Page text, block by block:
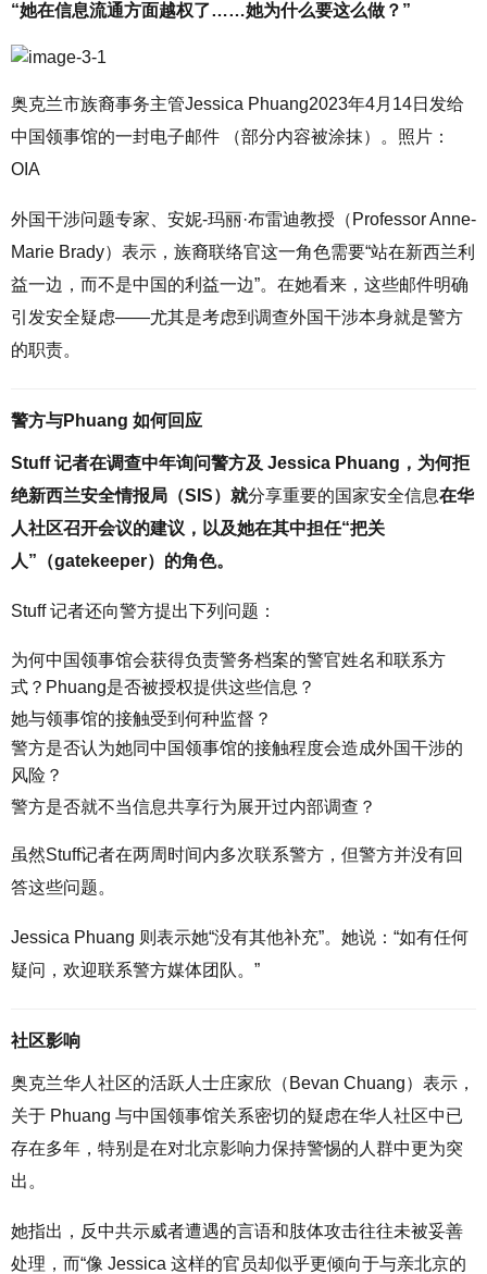
“她在信息流通方面越权了……她为什么要这么做？”
奥克兰市族裔事务主管Jessica Phuang2023年4月14日发给
中国领事馆的一封电子邮件 （部分内容被涂抹）。照片：
OIA
外国干涉问题专家、安妮-玛丽·布雷迪教授（Professor Anne-
Marie Brady）表示，族裔联络官这一角色需要“站在新西兰利
益一边，而不是中国的利益一边”。在她看来，这些邮件明确
引发安全疑虑——尤其是考虑到调查外国干涉本身就是警方
的职责。
警方与Phuang 如何回应
Stuff 记者在调查中年询问警方及 Jessica Phuang，为何拒
绝新西兰安全情报局（SIS）就分享重要的国家安全信息在华
人社区召开会议的建议，以及她在其中担任“把关
人”（gatekeeper）的角色。
Stuff 记者还向警方提出下列问题：
为何中国领事馆会获得负责警务档案的警官姓名和联系方
式？Phuang是否被授权提供这些信息？
她与领事馆的接触受到何种监督？
警方是否认为她同中国领事馆的接触程度会造成外国干涉的
风险？
警方是否就不当信息共享行为展开过内部调查？
虽然Stuff记者在两周时间内多次联系警方，但警方并没有回
答这些问题。
Jessica Phuang 则表示她“没有其他补充”。她说：“如有任何
疑问，欢迎联系警方媒体团队。”
社区影响
奥克兰华人社区的活跃人士庄家欣（Bevan Chuang）表示，
关于 Phuang 与中国领事馆关系密切的疑虑在华人社区中已
存在多年，特别是在对北京影响力保持警惕的人群中更为突
出。
她指出，反中共示威者遭遇的言语和肢体攻击往往未被妥善
处理，而“像 Jessica 这样的官员却似乎更倾向于与亲北京的